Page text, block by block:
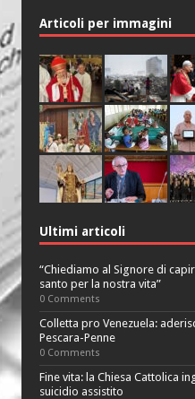
Articoli per immagini
Ultimi articoli
“Chiediamo al Signore di
santo per la nostra vita”
0 Comments
Colletta pro Venezuela:
Pescara-Penne
0 Comments
Fine vita: la Chiesa Cattolica
suicidio assistito